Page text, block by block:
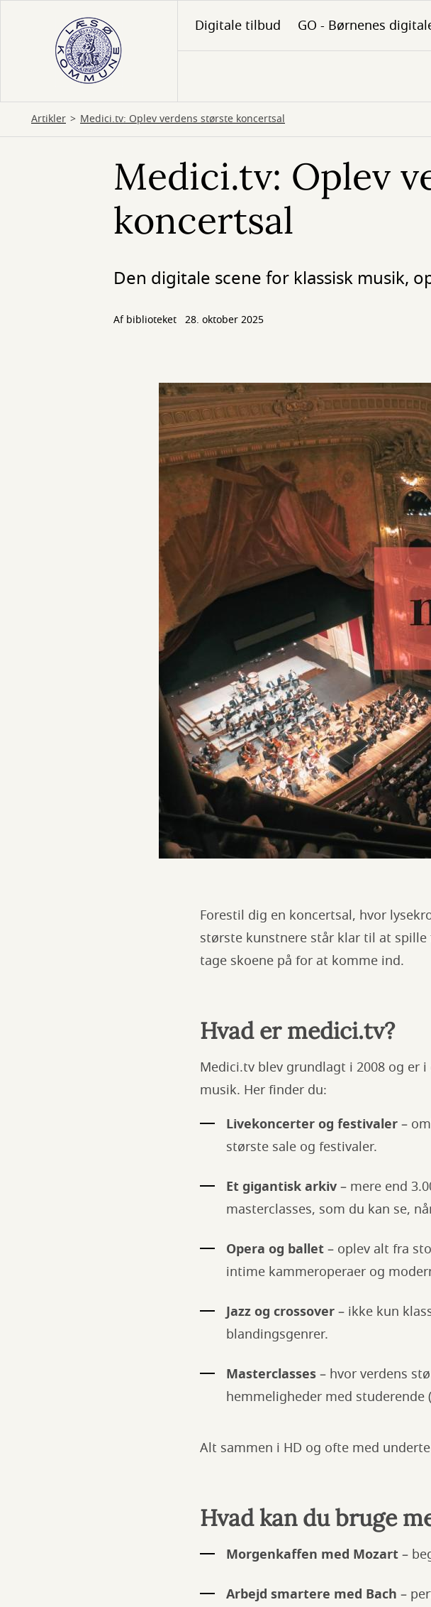
hovedindhold
Digitale tilbud GO - Børnenes
Artikler Medici.tv: Oplev verdens største koncertsal
Medici.tv: Oplev
koncertsal
Den digitale scene for klassisk musik,
Af biblioteket 28. oktober 2025
Forestil dig en koncertsal, hvor
største kunstnere står klar til at
tage skoene på for at komme ind.
Hvad er medici.tv?
Medici.tv blev grundlagt i 2008 og er
musik. Her finder du:
Livekoncerter og festivaler–
største sale og festivaler.
Et gigantisk arkiv– mere end
masterclasses, som du kan se,
Opera og ballet– oplev alt fra
intime kammeroperaer og
Jazz og crossover– ikke kun
blandingsgenrer.
Masterclasses– hvor verdens
hemmeligheder med studerende
Alt sammen i HD og ofte med
Hvad kan du bruge
Morgenkaffen med Mozart–
Arbejd smartere med Bach –